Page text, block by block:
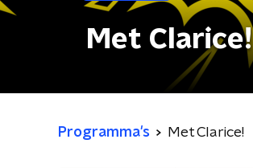
Met Clarice!
Programma's Met Clarice!